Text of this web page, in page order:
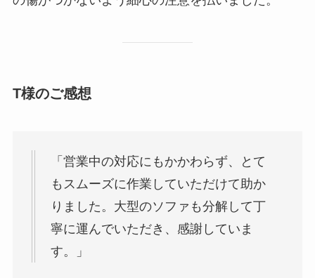
T様のご感想
「営業中の対応にもかかわらず、とて
もスムーズに作業していただけて助か
りました。大型のソファも分解して丁
寧に運んでいただき、感謝していま
す。」